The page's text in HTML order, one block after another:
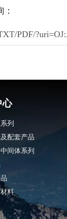
PDF/
心
列
配套产品
间体系列
料